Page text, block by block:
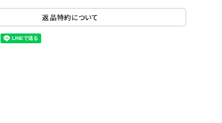
返品特約について